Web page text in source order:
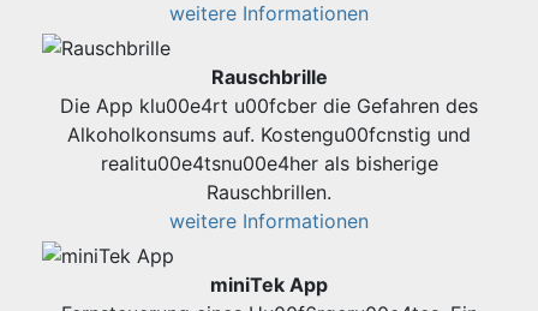
weitere Informationen
Rauschbrille
Die App klu00e4rt u00fcber die Gefahren des
Alkoholkonsums auf. Kostengu00fcnstig und
realitu00e4tsnu00e4her als bisherige
Rauschbrillen.
weitere Informationen
miniTek App